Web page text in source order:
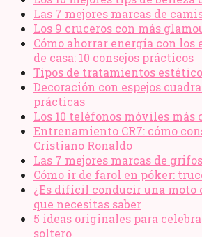
Las 7 mejores marcas de
Los 9 cruceros con más
Cómo ahorrar energía con
de casa: 10 consejos prácticos
Tipos de tratamientos
Decoración con espejos
prácticas
Los 10 teléfonos móviles más
Entrenamiento CR7: cómo
Cristiano Ronaldo
Las 7 mejores marcas de
Cómo ir de farol en póker:
¿Es difícil conducir una moto
que necesitas saber
5 ideas originales para
soltero